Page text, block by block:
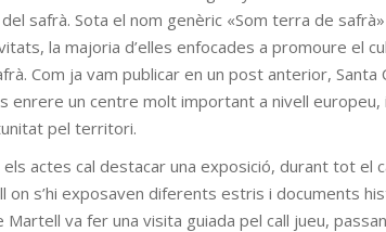
safrà. Sota el nom genèric «Som terra de
la majoria d’elles enfocades a promoure el
Com ja vam publicar en un post anterior, Santa
enrere un centre molt important a nivell europeu,
pel territori.
actes cal destacar una exposició, durant tot el
on s’hi exposaven diferents estris i documents
Martell va fer una visita guiada pel call jueu,